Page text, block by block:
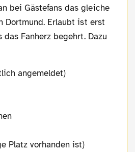
Dortmund. Erlaubt ist erst
das Fanherz begehrt. Dazu
angemeldet)
Platz vorhanden ist)